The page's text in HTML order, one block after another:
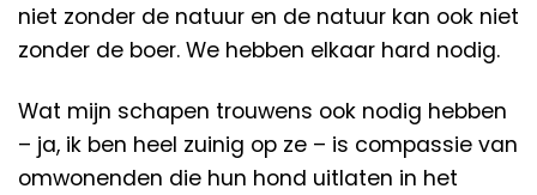
niet zonder de natuur en de natuur kan ook niet
zonder de boer. We hebben elkaar hard nodig.
Wat mijn schapen trouwens ook nodig hebben
– ja, ik ben heel zuinig op ze – is compassie van
omwonenden die hun hond uitlaten in het